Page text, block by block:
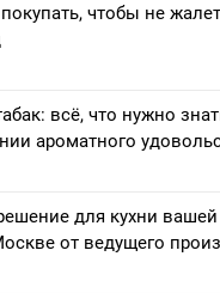
чтобы не
всё, что нужно
ароматного
для кухни
от ведущего